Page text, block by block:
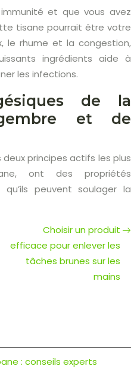
et que vous avez
tisane pourrait être votre
le rhume et la congestion,
ingrédients aide à
les infections.
de la
et de
principes actifs les plus
ont des propriétés
peuvent soulager la
Choisir un produit
efficace pour enlever les
tâches brunes sur les
mains
: conseils experts